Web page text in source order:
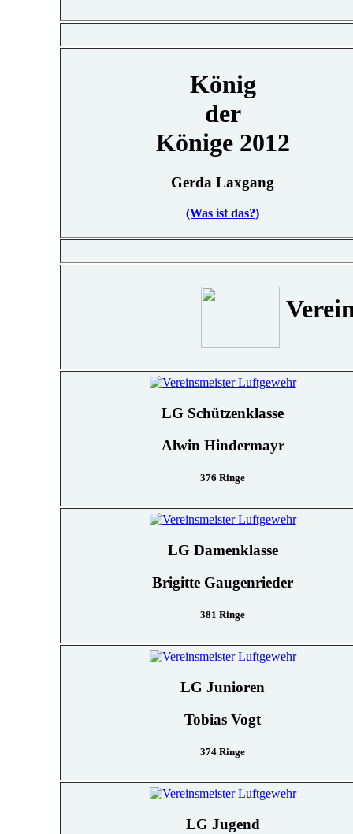
König
der
Könige 2012
Gerda Laxgang
(Was ist das?)
LG Schützenklasse
Alwin Hindermayr
376 Ringe
LG Damenklasse
Brigitte Gaugenrieder
381 Ringe
LG Junioren
Tobias Vogt
374 Ringe
LG Jugend